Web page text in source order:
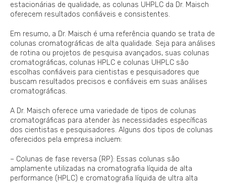
estacionárias de qualidade, as colunas UHPLC da Dr. Maisch
oferecem resultados confiáveis e consistentes.
Em resumo, a Dr. Maisch é uma referência quando se trata de
colunas cromatográficas de alta qualidade. Seja para análises
de rotina ou projetos de pesquisa avançados, suas colunas
cromatográficas, colunas HPLC e colunas UHPLC são
escolhas confiáveis para cientistas e pesquisadores que
buscam resultados precisos e confiáveis em suas análises
cromatográficas.
A Dr. Maisch oferece uma variedade de tipos de colunas
cromatográficas para atender às necessidades específicas
dos cientistas e pesquisadores. Alguns dos tipos de colunas
oferecidos pela empresa incluem:
– Colunas de fase reversa (RP): Essas colunas são
amplamente utilizadas na cromatografia líquida de alta
performance (HPLC) e cromatografia líquida de ultra alta